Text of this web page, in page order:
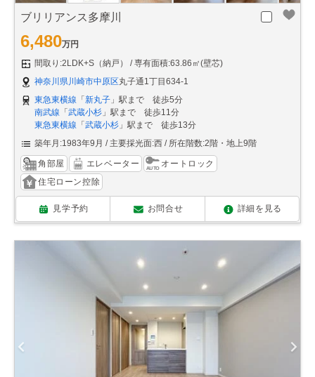
ブリリアンス多摩川
6,480万円
間取り:2LDK+S（納戸）
専有面積:63.86㎡(壁芯)
神奈川県川崎市中原区丸子通1丁目634-1
東急東横線 「 新丸子 」駅まで 徒歩5分
南武線 「 武蔵小杉 」駅まで 徒歩11分
東急東横線 「 武蔵小杉 」駅まで 徒歩13分
築年月:1983年9月
主要採光面:西 所在階数:2階・地上9階
角部屋 エレベーター
オートロック
住宅ローン控除
見学予約 お問合せ 詳細を見る